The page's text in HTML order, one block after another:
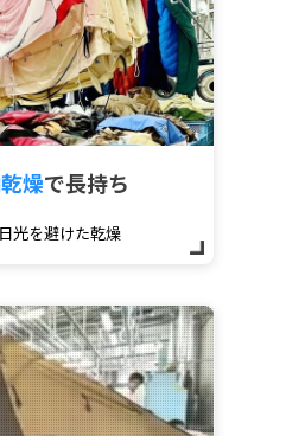
燥で長持ち
光を避けた乾燥